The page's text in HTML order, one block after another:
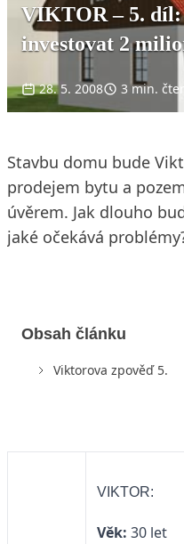
VIKTOR – 5. díl:
investovat 2
28. 5. 2008 3 min.
Stavbu domu bude
prodejem bytu a
úvěrem. Jak dlouho
jaké očekává
Obsah článku
Viktorova zpověď 5.
VIKTOR:
Věk: 30 let